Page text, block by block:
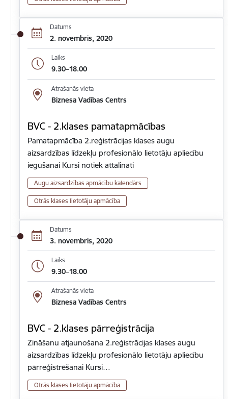
Datums
2. novembris, 2020
Laiks
9.30–18.00
Atrašanās vieta
Biznesa Vadības Centrs
BVC - 2.klases pamatapmācības
Pamatapmācība 2.reģistrācijas klases augu
aizsardzības līdzekļu profesionālo lietotāju apliecību
iegūšanai Kursi notiek attālināti
Augu aizsardzības apmācību kalendārs
Otrās klases lietotāju apmācība
Datums
3. novembris, 2020
Laiks
9.30–18.00
Atrašanās vieta
Biznesa Vadības Centrs
BVC - 2.klases pārreģistrācija
Zināšanu atjaunošana 2.reģistrācijas klases augu
aizsardzības līdzekļu profesionālo lietotāju apliecību
pārreģistrēšanai Kursi…
Otrās klases lietotāju apmācība